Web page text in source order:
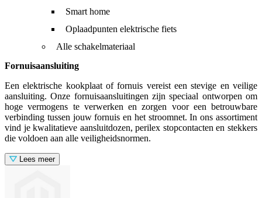
Smart home
Oplaadpunten elektrische fiets
Alle schakelmateriaal
Fornuisaansluiting
Een elektrische kookplaat of fornuis vereist een stevige en veilige
aansluiting. Onze fornuisaansluitingen zijn speciaal ontworpen om
hoge vermogens te verwerken en zorgen voor een betrouwbare
verbinding tussen jouw fornuis en het stroomnet. In ons assortiment
vind je kwalitatieve aansluitdozen, perilex stopcontacten en stekkers
die voldoen aan alle veiligheidsnormen.
Lees meer